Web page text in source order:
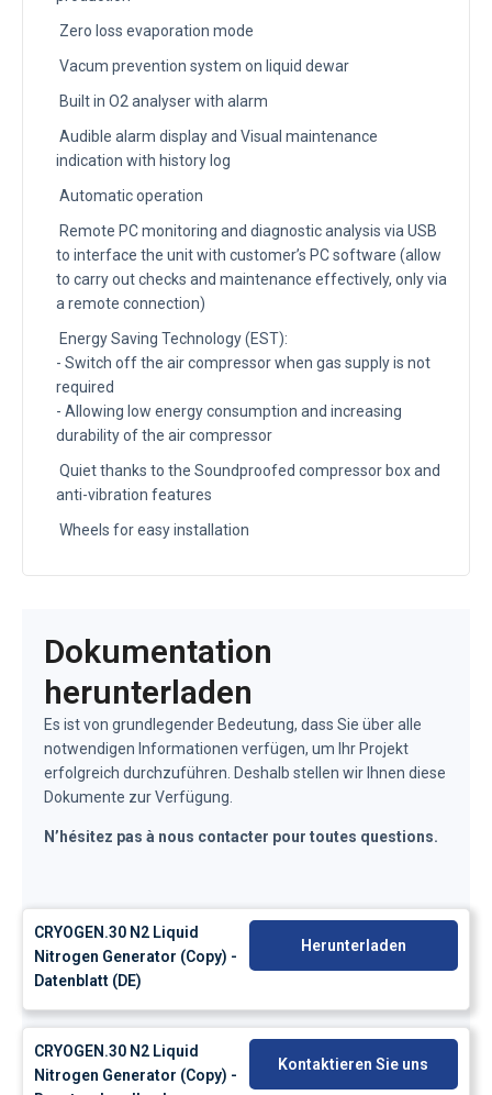
Zero loss evaporation mode
Vacum prevention system on liquid dewar
Built in O2 analyser with alarm
Audible alarm display and Visual maintenance
indication with history log
Automatic operation
Remote PC monitoring and diagnostic analysis via USB
to interface the unit with customer’s PC software (allow
to carry out checks and maintenance effectively, only via
a remote connection)
Energy Saving Technology (EST):
- Switch off the air compressor when gas supply is not
required
- Allowing low energy consumption and increasing
durability of the air compressor
Quiet thanks to the Soundproofed compressor box and
anti-vibration features
Wheels for easy installation
Dokumentation
herunterladen
Es ist von grundlegender Bedeutung, dass Sie über alle
notwendigen Informationen verfügen, um Ihr Projekt
erfolgreich durchzuführen. Deshalb stellen wir Ihnen diese
Dokumente zur Verfügung.
N’hésitez pas à nous contacter pour toutes questions.
CRYOGEN.30 N2 Liquid
Nitrogen Generator (Copy) -
Datenblatt (DE)
Herunterladen
CRYOGEN.30 N2 Liquid
Nitrogen Generator (Copy) -
Kontaktieren Sie uns